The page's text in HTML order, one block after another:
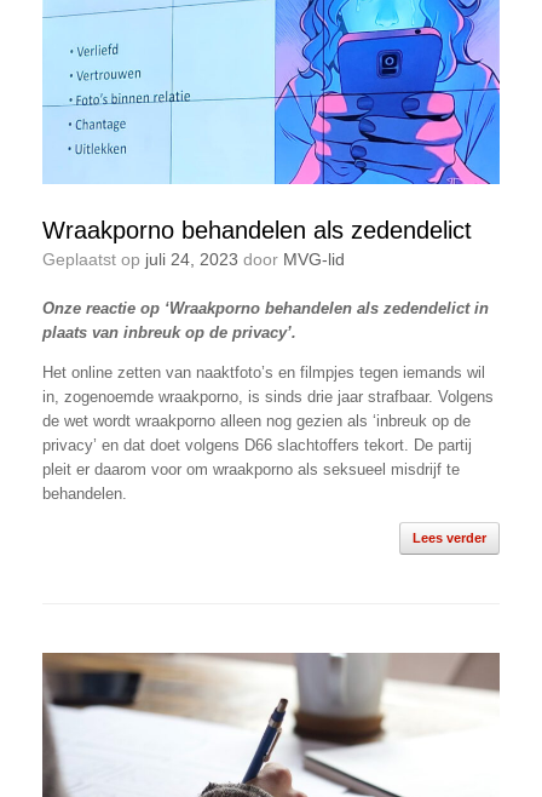
Wraakporno behandelen als zedendelict
Geplaatst op juli 24, 2023 door MVG-lid
Onze reactie op ‘Wraakporno behandelen als zedendelict in
plaats van inbreuk op de privacy’.
Het online zetten van naaktfoto’s en filmpjes tegen iemands wil
in, zogenoemde wraakporno, is sinds drie jaar strafbaar. Volgens
de wet wordt wraakporno alleen nog gezien als ‘inbreuk op de
privacy’ en dat doet volgens D66 slachtoffers tekort. De partij
pleit er daarom voor om wraakporno als seksueel misdrijf te
behandelen.
Lees verder